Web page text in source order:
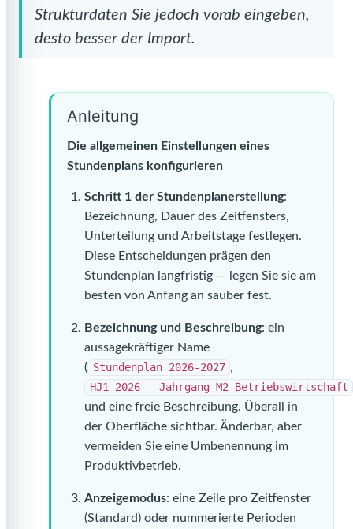
Strukturdaten Sie jedoch vorab eingeben,
desto besser der Import.
Anleitung
Die allgemeinen Einstellungen eines
Stundenplans konfigurieren
Schritt 1 der Stundenplanerstellung:
Bezeichnung, Dauer des Zeitfensters,
Unterteilung und Arbeitstage festlegen.
Diese Entscheidungen prägen den
Stundenplan langfristig — legen Sie sie am
besten von Anfang an sauber fest.
Bezeichnung und Beschreibung: ein
aussagekräftiger Name
( Stundenplan 2026-2027 ,
HJ1 2026 — Jahrgang M2 Betriebswirtschaft
und eine freie Beschreibung. Überall in
der Oberfläche sichtbar. Änderbar, aber
vermeiden Sie eine Umbenennung im
Produktivbetrieb.
Anzeigemodus: eine Zeile pro Zeitfenster
(Standard) oder nummerierte Perioden